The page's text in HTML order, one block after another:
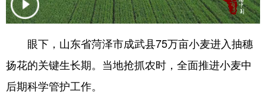
会展 彩票 娱乐 时尚
亚太网 上市公司 投教基地
眼下，山东省菏泽市成武县75万亩小麦进入抽穗
扬花的关键生长期。当地抢抓农时，全面推进小麦中
后期科学管护工作。